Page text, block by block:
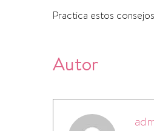
Practica estos
Autor